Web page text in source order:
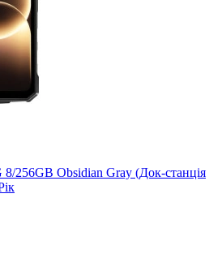
256GB Obsidian Gray (Док-станція